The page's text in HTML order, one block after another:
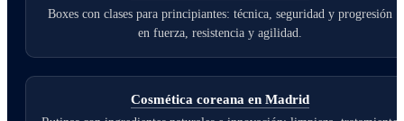
Boxes con clases para principiantes: técnica, seguridad y progresión
en fuerza, resistencia y agilidad.
Cosmética coreana en Madrid